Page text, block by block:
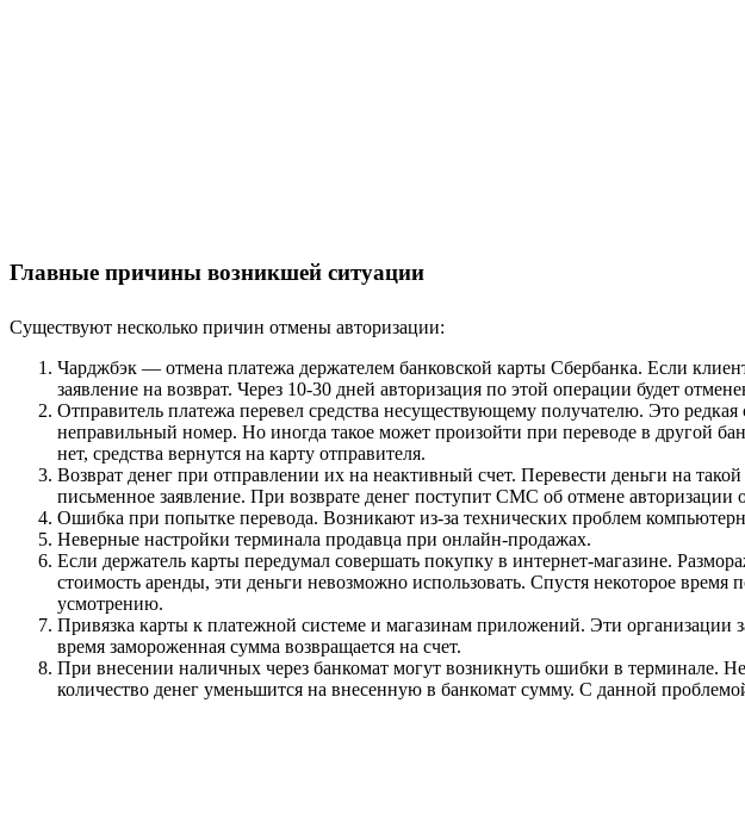
Главные причины возникшей ситуации
Существуют несколько причин отмены авторизации:
Чарджбэк — отмена платежа держателем банковской карты Сбербанка. Если
заявление на возврат. Через 10-30 дней авторизация по этой операции будет
Отправитель платежа перевел средства несуществующему получателю. Это
неправильный номер. Но иногда такое может произойти при переводе в другой
нет, средства вернутся на карту отправителя.
Возврат денег при отправлении их на неактивный счет. Перевести деньги на
письменное заявление. При возврате денег поступит СМС об отмене авторизации
Ошибка при попытке перевода. Возникают из-за технических проблем
Неверные настройки терминала продавца при онлайн-продажах.
Если держатель карты передумал совершать покупку в интернет-магазине.
стоимость аренды, эти деньги невозможно использовать. Спустя некоторое
усмотрению.
Привязка карты к платежной системе и магазинам приложений. Эти
время замороженная сумма возвращается на счет.
При внесении наличных через банкомат могут возникнуть ошибки в терминале.
количество денег уменьшится на внесенную в банкомат сумму. С данной